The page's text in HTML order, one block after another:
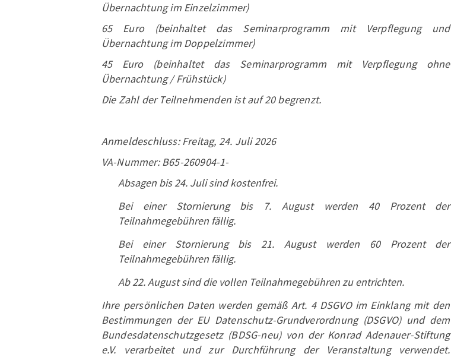
Übernachtung im Einzelzimmer)
65 Euro (beinhaltet das Seminarprogramm mit Verpflegung und
Übernachtung im Doppelzimmer)
45 Euro (beinhaltet das Seminarprogramm mit Verpflegung ohne
Übernachtung / Frühstück)
Die Zahl der Teilnehmenden ist auf 20 begrenzt.
Anmeldeschluss: Freitag, 24. Juli 2026
VA-Nummer: B65-260904-1-
Absagen bis 24. Juli sind kostenfrei.
Bei einer Stornierung bis 7. August werden 40 Prozent der
Teilnahmegebühren fällig.
Bei einer Stornierung bis 21. August werden 60 Prozent der
Teilnahmegebühren fällig.
Ab 22. August sind die vollen Teilnahmegebühren zu entrichten.
Ihre persönlichen Daten werden gemäß Art. 4 DSGVO im Einklang mit den
Bestimmungen der EU Datenschutz-Grundverordnung (DSGVO) und dem
Bundesdatenschutzgesetz (BDSG-neu) von der Konrad Adenauer-Stiftung
e.V. verarbeitet und zur Durchführung der Veranstaltung verwendet.